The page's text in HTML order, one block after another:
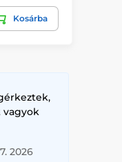
Kosárba
2026